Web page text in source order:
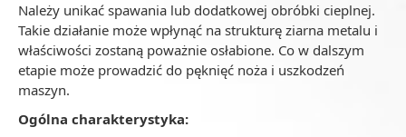
Należy unikać spawania lub dodatkowej obróbki cieplnej.
Takie działanie może wpłynąć na strukturę ziarna metalu i
właściwości zostaną poważnie osłabione. Co w dalszym
etapie może prowadzić do pęknięć noża i uszkodzeń
maszyn.
Ogólna charakterystyka: